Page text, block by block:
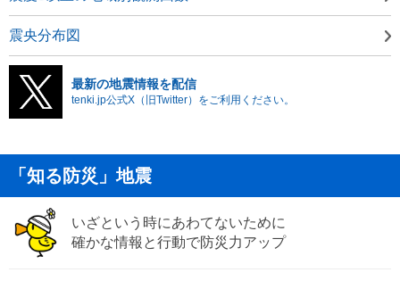
震央分布図
最新の地震情報を配信
tenki.jp公式X（旧Twitter）をご利用ください。
「知る防災」地震
いざという時にあわてないために
確かな情報と行動で防災力アップ